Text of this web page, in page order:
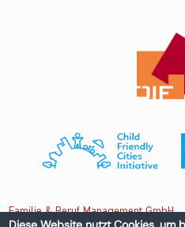
Familie & Beruf Management GmbH